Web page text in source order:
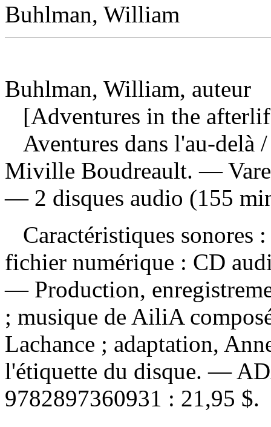
Buhlman, William
Buhlman, William, auteur
[Adventures in the
Aventures dans l'au-delà
Miville Boudreault. —
— 2 disques audio (155
Caractéristiques sonores
fichier numérique : CD
— Production,
; musique de AiliA
Lachance ; adaptation,
l'étiquette du disque. —
9782897360931 : 21,95 $.